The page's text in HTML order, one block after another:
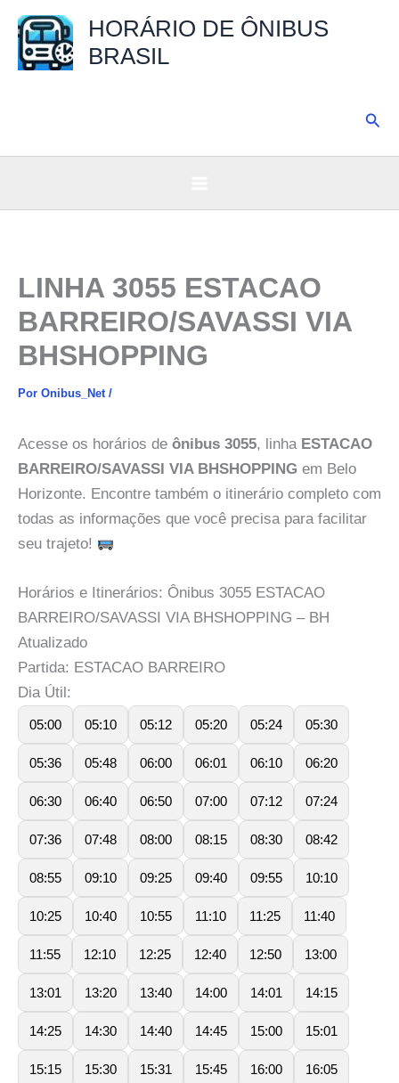
para
HORÁRIO DE ÔNIBUS
BRASIL
LINHA 3055 ESTACAO
BARREIRO/SAVASSI VIA
BHSHOPPING
Por Onibus_Net /
Acesse os horários de ônibus 3055, linha ESTACAO
BARREIRO/SAVASSI VIA BHSHOPPING em Belo
Horizonte. Encontre também o itinerário completo com
todas as informações que você precisa para facilitar
seu trajeto!
Horários e Itinerários: Ônibus 3055 ESTACAO
BARREIRO/SAVASSI VIA BHSHOPPING – BH
Atualizado
Partida: ESTACAO BARREIRO
Dia Útil:
05:00 05:10 05:12 05:20 05:24 05:30
05:36 05:48 06:00 06:01 06:10 06:20
06:30 06:40 06:50 07:00 07:12 07:24
07:36 07:48 08:00 08:15 08:30 08:42
08:55 09:10 09:25 09:40 09:55 10:10
10:25 10:40 10:55 11:10 11:25 11:40
11:55 12:10 12:25 12:40 12:50 13:00
13:01 13:20 13:40 14:00 14:01 14:15
14:25 14:30 14:40 14:45 15:00 15:01
15:15 15:30 15:31 15:45 16:00 16:05